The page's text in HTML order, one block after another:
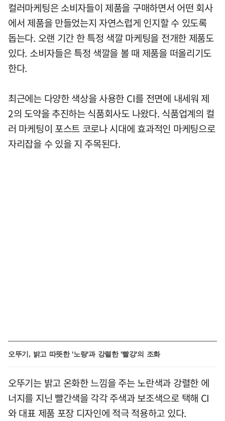
컬러마케팅은 소비자들이 제품을 구매하면서 어떤 회사
에서 제품을 만들었는지 자연스럽게 인지할 수 있도록
돕는다. 오랜 기간 한 특정 색깔 마케팅을 전개한 제품도
있다. 소비자들은 특정 색깔을 볼 때 제품을 떠올리기도
한다.
최근에는 다양한 색상을 사용한 CI를 전면에 내세워 제
2의 도약을 추진하는 식품회사도 나왔다. 식품업계의 컬
러 마케팅이 포스트 코로나 시대에 효과적인 마케팅으로
자리잡을 수 있을 지 주목된다.
오뚜기, 밝고 따뜻한 '노랑'과 강렬한 '빨강'의 조화
오뚜기는 밝고 온화한 느낌을 주는 노란색과 강렬한 에
너지를 지닌 빨간색을 각각 주색과 보조색으로 택해 CI
와 대표 제품 포장 디자인에 적극 적용하고 있다.